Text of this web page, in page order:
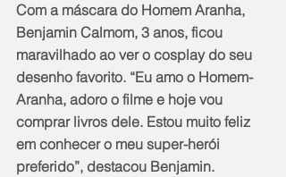
Com a máscara do Homem Aranha,
Benjamin Calmom, 3 anos, ficou
maravilhado ao ver o cosplay do seu
desenho favorito. “Eu amo o Homem-
Aranha, adoro o filme e hoje vou
comprar livros dele. Estou muito feliz
em conhecer o meu super-herói
preferido”, destacou Benjamin.